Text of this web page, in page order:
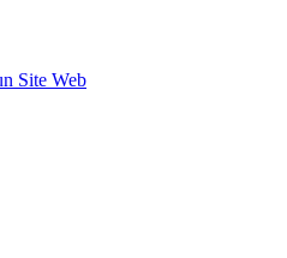
Site Web